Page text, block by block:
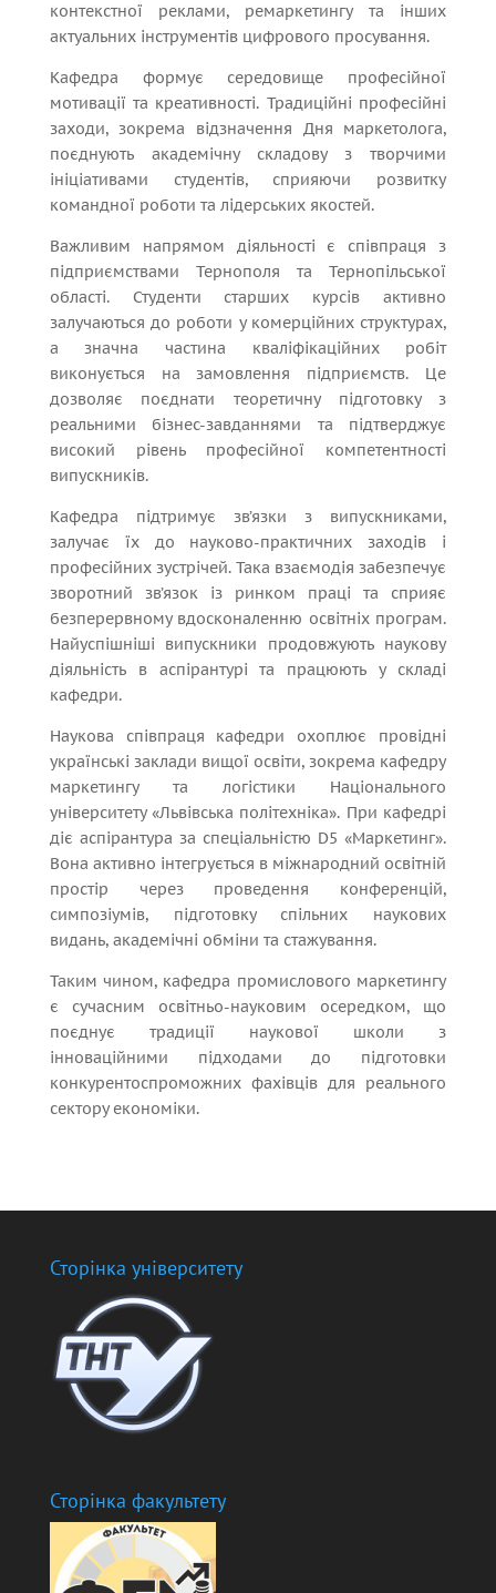
контекстної реклами, ремаркетингу та інших
актуальних інструментів цифрового просування.
Кафедра формує середовище професійної
мотивації та креативності. Традиційні професійні
заходи, зокрема відзначення Дня маркетолога,
поєднують академічну складову з творчими
ініціативами студентів, сприяючи розвитку
командної роботи та лідерських якостей.
Важливим напрямом діяльності є співпраця з
підприємствами Тернополя та Тернопільської
області. Студенти старших курсів активно
залучаються до роботи у комерційних структурах,
а значна частина кваліфікаційних робіт
виконується на замовлення підприємств. Це
дозволяє поєднати теоретичну підготовку з
реальними бізнес-завданнями та підтверджує
високий рівень професійної компетентності
випускників.
Кафедра підтримує зв’язки з випускниками,
залучає їх до науково-практичних заходів і
професійних зустрічей. Така взаємодія забезпечує
зворотний зв’язок із ринком праці та сприяє
безперервному вдосконаленню освітніх програм.
Найуспішніші випускники продовжують наукову
діяльність в аспірантурі та працюють у складі
кафедри.
Наукова співпраця кафедри охоплює провідні
українські заклади вищої освіти, зокрема кафедру
маркетингу та логістики Національного
університету «Львівська політехніка». При кафедрі
діє аспірантура за спеціальністю D5 «Маркетинг».
Вона активно інтегрується в міжнародний освітній
простір через проведення конференцій,
симпозіумів, підготовку спільних наукових
видань, академічні обміни та стажування.
Таким чином, кафедра промислового маркетингу
є сучасним освітньо-науковим осередком, що
поєднує традиції наукової школи з
інноваційними підходами до підготовки
конкурентоспроможних фахівців для реального
сектору економіки.
Сторінка університету
Сторінка факультету